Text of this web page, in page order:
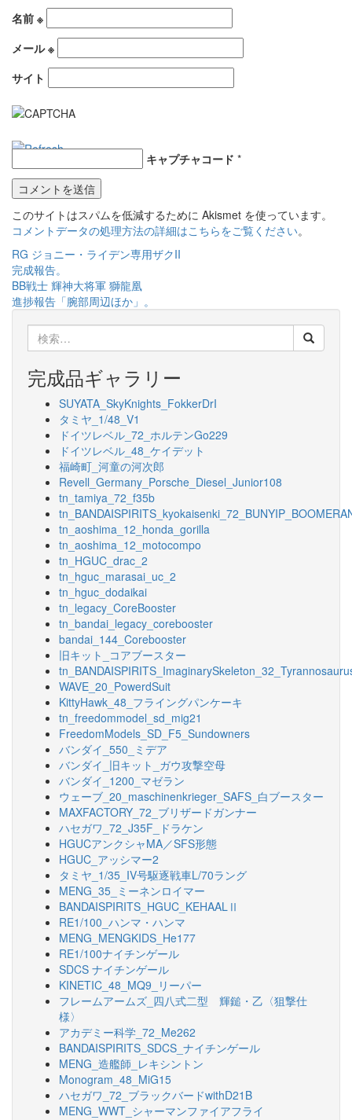
名前 ※
メール※
サイト
キャプチャコード *
このサイトはスパムを低減するために Akismet を使っています。
コメントデータの処理方法の詳細はこちらをご覧ください。
投
稿
ナ
ビ
ゲ
ー
RG ジョニー・ライデン専用ザクII
完成報告。
BB戦士 輝神大将軍 獅龍凰
進捗報告「腕部周辺ほか」。
索:
完成品ギャラリー
SUYATA_SkyKnights_FokkerDrI
タミヤ_1/48_V1
ドイツレベル_72_ホルテンGo229
ドイツレベル_48_ケイデット
福崎町_河童の河次郎
Revell_Germany_Porsche_Diesel_Junior108
tn_tamiya_72_f35b
tn_aoshima_12_honda_gorilla
tn_aoshima_12_motocompo
tn_HGUC_drac_2
tn_hguc_marasai_uc_2
tn_hguc_dodaikai
tn_legacy_CoreBooster
tn_bandai_legacy_corebooster
bandai_144_Corebooster
旧キット_コアブースター
WAVE_20_PowerdSuit
KittyHawk_48_フライングパンケーキ
tn_freedommodel_sd_mig21
FreedomModels_SD_F5_Sundowners
バンダイ_550_ミデア
バンダイ_旧キット_ガウ攻撃空母
バンダイ_1200_マゼラン
ウェーブ_20_maschinenkrieger_SAFS_白ブースター
MAXFACTORY_72_ブリザードガンナー
ハセガワ_72_J35F_ドラケン
HGUCアンクシャMA／SFS形態
HGUC_アッシマー2
タミヤ_1/35_IV号駆逐戦車L/70ラング
MENG_35_ミーネンロイマー
BANDAISPIRITS_HGUC_KEHAALⅡ
RE1/100_ハンマ・ハンマ
MENG_MENGKIDS_He177
RE1/100ナイチンゲール
SDCS ナイチンゲール
KINETIC_48_MQ9_リーパー
フレームアームズ_四八式二型 輝鎚・乙〈狙撃仕
様〉
アカデミー科学_72_Me262
BANDAISPIRITS_SDCS_ナイチンゲール
MENG_造艦師_レキシントン
Monogram_48_MiG15
ハセガワ_72_ブラックバードwithD21B
MENG_WWT_シャーマンファイアフライ